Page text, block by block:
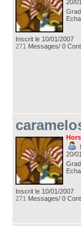
20/
Inscrit le 10/01/2007
271 Messages/ 0
20/
Inscrit le 10/01/2007
271 Messages/ 0